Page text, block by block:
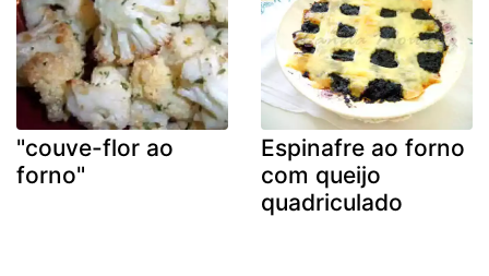
"couve-flor ao
forno"
Espinafre ao forno
com queijo
quadriculado